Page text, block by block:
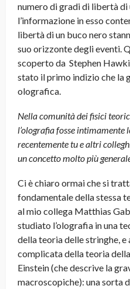
numero di gradi di libertà di
l’informazione in esso
libertà di un buco nero
suo orizzonte degli eventi.
scoperto da Stephen
stato il primo indizio che la
olografica.
Nella comunità dei fisici
l’olografia fosse intimamente
recentemente tu e altri
un concetto molto più
Ci è chiaro ormai che si
fondamentale della stessa
al mio collega Matthias
studiato l’olografia in una
della teoria delle stringhe,
complicata della teoria
Einstein (che descrive la
macroscopiche): una sorta